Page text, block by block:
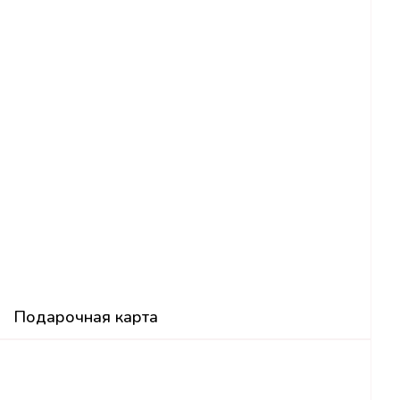
Подарочная карта